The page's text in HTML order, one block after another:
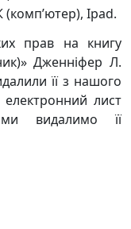
Ipad.
прав на книгу
Дженніфер Л.
її з нашого
електронний лист
видалимо її